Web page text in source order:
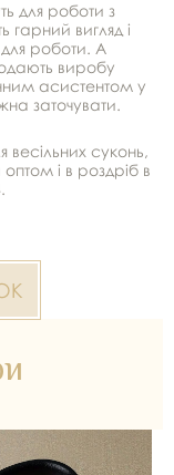
для роботи з
вигляд і
для роботи. А
виробу
асистентом у
заточувати.
суконь,
і в роздріб в